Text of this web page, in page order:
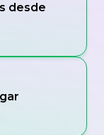
desde